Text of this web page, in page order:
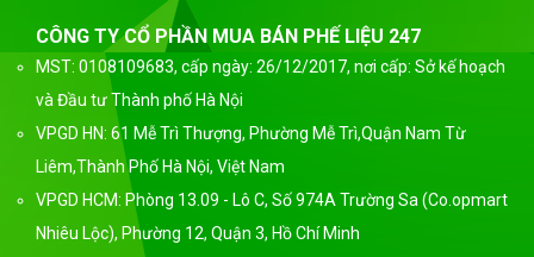
CÔNG TY CỔ PHẦN MUA BÁN PHẾ LIỆU 247
MST: 0108109683, cấp ngày: 26/12/2017, nơi cấp: Sở kế hoạch
và Đầu tư Thành phố Hà Nội
VPGD HN: 61 Mễ Trì Thượng, Phường Mễ Trì,Quận Nam Từ
Liêm,Thành Phố Hà Nội, Việt Nam
VPGD HCM: Phòng 13.09 - Lô C, Số 974A Trường Sa (Co.opmart
Nhiêu Lộc), Phường 12, Quận 3, Hồ Chí Minh